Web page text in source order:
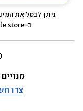
ניתן לבטל את
צרו